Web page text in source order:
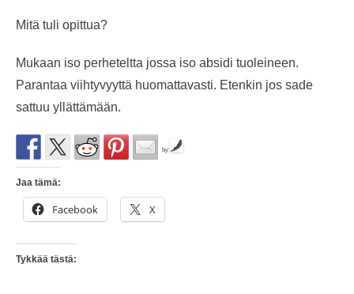
Mitä tuli opittua?
Mukaan iso perheteltta jossa iso absidi tuoleineen.
Parantaa viihtyvyyttä huomattavasti. Etenkin jos sade
sattuu yllättämään.
by
Jaa tämä:
Facebook X
Tykkää tästä: